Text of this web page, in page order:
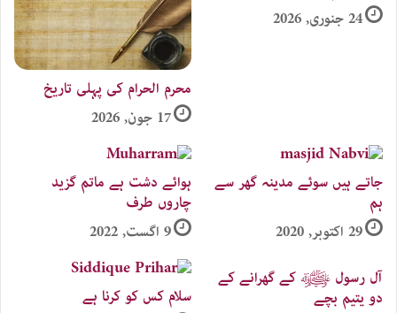
24 جنوری, 2026
محرم الحرام کی پہلی تاریخ
17 جون, 2026
جاتے ہیں سوئے مدینہ گھر سے
ہم
29 اکتوبر, 2020
ہوائے دشت ہے ماتم گزید
چاروں طرف
9 اگست, 2022
آل رسول ﷺ کے گھرانے کے
دو یتیم بچے
سلام کس کو کرنا ہے